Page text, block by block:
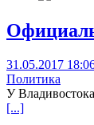
31.05.2017
Политика
У
[...]